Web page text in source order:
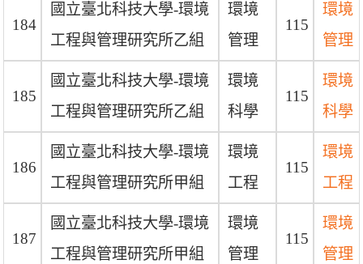
184
國立臺北科技大學-環境
工程與管理研究所乙組
環境
管理
115
環境
管理
185
國立臺北科技大學-環境
工程與管理研究所乙組
環境
科學
115
環境
科學
186
國立臺北科技大學-環境
工程與管理研究所甲組
環境
工程
115
環境
工程
187
國立臺北科技大學-環境
工程與管理研究所甲組
環境
管理
115
環境
管理